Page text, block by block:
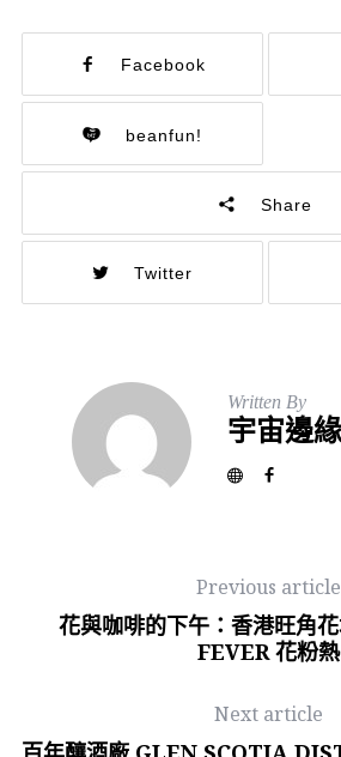
Facebook
beanfun!
Share
Twitter
Written By
宇宙邊
Previous article
花與咖啡的下午：香港旺角
FEVER 花粉熱
Next article